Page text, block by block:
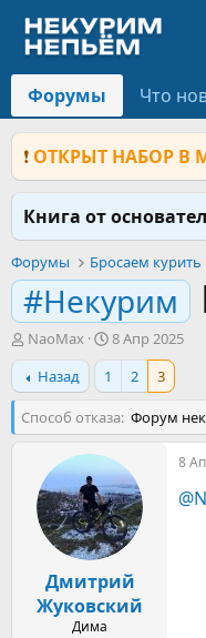
Форумы Что
❗ ОТКРЫТ НАБОР В
Книга от
Форумы Бросаем курить
#Некурим
А
в
т
о
р
т
ы
NaoMax
Д
а
а
н
а
ч
а
л
а
8 Апр 2025
Назад
1 2 3
Способ отказа Форум
Дмитрий
Жуковский
Дима
8